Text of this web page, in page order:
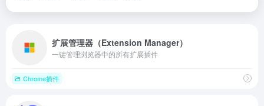
扩展管理器（Extension Manager）
一键管理浏览器中的所有扩展插件
Chrome插件